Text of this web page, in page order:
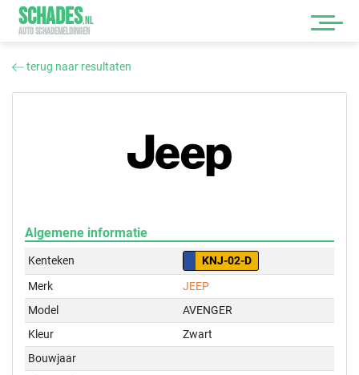
SCHADES.NL
AUTO SCHADEMELDINGEN
terug naar resultaten
Algemene informatie
Kenteken
KNJ-02-D
Merk
JEEP
Model
AVENGER
Kleur
Zwart
Bouwjaar